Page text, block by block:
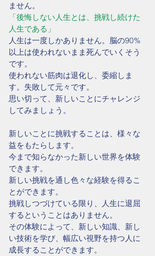
ません。
「後悔しない人生とは、挑戦し続けた
人生である」
人生は一度しかありません。脳の90%
以上は使われないまま死んでいくそう
です。
使われない筋肉は退化し、委縮しま
す。失敗して元々です。
思い切って、新しいことにチャレンジ
してみましょう。
新しいことに挑戦することは、様々な
益をもたらします。
今まで知らなかった新しい世界を体験
できます。
新しい挑戦を通し色々な経験を得るこ
とができます。
挑戦しつづけている限り、人生に退屈
するということはありません。
その体験によって、新しい知識、新し
い技術を学び、幅広い視野を持つ人に
成長することができます。